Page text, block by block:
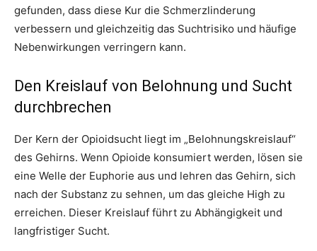
gefunden, dass diese Kur die Schmerzlinderung
verbessern und gleichzeitig das Suchtrisiko und häufige
Nebenwirkungen verringern kann.
Den Kreislauf von Belohnung und Sucht
durchbrechen
Der Kern der Opioidsucht liegt im „Belohnungskreislauf“
des Gehirns. Wenn Opioide konsumiert werden, lösen sie
eine Welle der Euphorie aus und lehren das Gehirn, sich
nach der Substanz zu sehnen, um das gleiche High zu
erreichen. Dieser Kreislauf führt zu Abhängigkeit und
langfristiger Sucht.